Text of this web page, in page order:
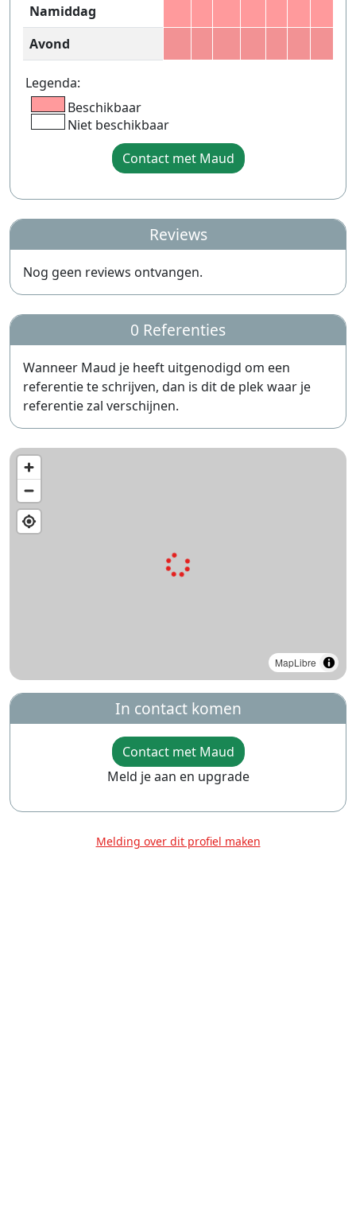
Namiddag
Avond
Legenda:
Beschikbaar
Niet beschikbaar
Contact met Maud
Reviews
Nog geen reviews ontvangen.
0 Referenties
Wanneer Maud je heeft uitgenodigd om een
referentie te schrijven, dan is dit de plek waar je
referentie zal verschijnen.
MapLibre
In contact komen
Contact met Maud
Meld je aan en upgrade
Melding over dit profiel maken